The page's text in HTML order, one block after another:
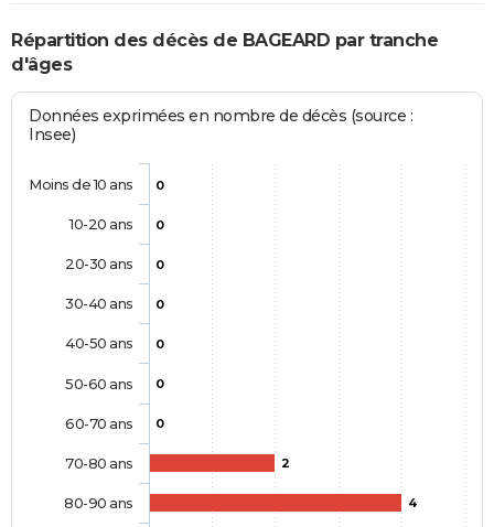
Répartition des décès de BAGEARD par tranche
d'âges
Données exprimées en nombre de décès (source :
Insee)
0
0
0
0
0
0
0
2
4
Moins de 10 ans
10-20 ans
20-30 ans
30-40 ans
40-50 ans
50-60 ans
60-70 ans
70-80 ans
80-90 ans